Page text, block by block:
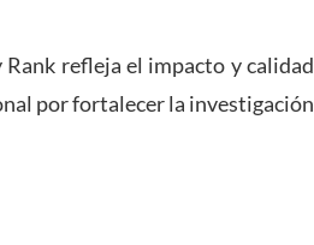
Rank refleja el impacto y calidad
por fortalecer la investigación